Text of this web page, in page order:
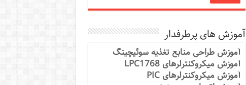
آموزش های پرطرفدار
آموزش طراحی منابع تغذیه سوئیچینگ
آموزش میکروکنترلرهای LPC1768
آموزش میکروکنترلرهای PIC